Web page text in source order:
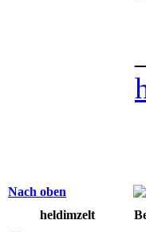
Nach oben
heldimzelt